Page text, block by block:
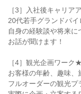
［3］入社後キャリア
20代若手グランドパイ
自身の経験談や将来に
お話が聞けます！
［4］観光企画ワーク
お客様の年齢、趣味、
フルオーダーの観光プ